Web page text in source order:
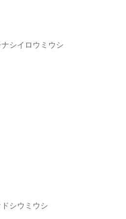
シイロウミウシ
シウミウシ